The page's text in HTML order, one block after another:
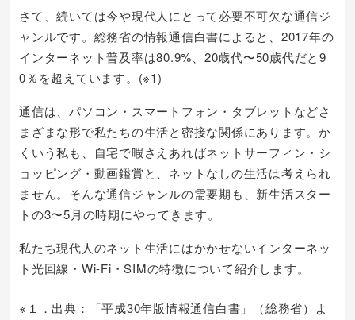
さて、続いては今や現代人にとって必要不可欠な通信ジ
ャンルです。総務省の情報通信白書によると、2017年の
インターネット普及率は80.9%、20歳代〜50歳代だと9
0％を超えています。(※1)
通信は、パソコン・スマートフォン・タブレットなどさ
まざまな形で私たちの生活と密接な関係にあります。か
くいう私も、自宅で暇さえあればネットサーフィン・シ
ョッピング・動画鑑賞と、ネットなしの生活は考えられ
ません。そんな通信ジャンルの需要期も、新生活スター
トの3〜5月の時期にやってきます。
私たち現代人のネット生活にはかかせないインターネッ
ト光回線・Wi-Fi・SIMの特徴について紹介します。
※１．出典：「平成30年版情報通信白書」（総務省）よ